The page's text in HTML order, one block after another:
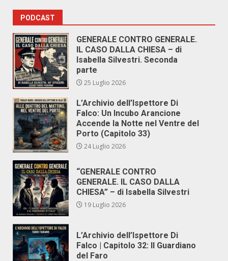
PODCAST
GENERALE CONTRO GENERALE.
IL CASO DALLA CHIESA – di
Isabella Silvestri. Seconda
parte
25 Luglio 2026
L’Archivio dell’Ispettore Di
Falco: Un Incubo Arancione
Accende la Notte nel Ventre del
Porto (Capitolo 33)
24 Luglio 2026
“GENERALE CONTRO
GENERALE. IL CASO DALLA
CHIESA” – di Isabella Silvestri
19 Luglio 2026
L’Archivio dell’Ispettore Di
Falco | Capitolo 32: Il Guardiano
del Faro